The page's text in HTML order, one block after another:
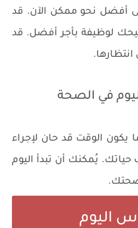
أفضل نحو ممكن الآن. قد
لوظيفة بأجر أفضل. قد
في الصحة
يكون الوقت قد حان لإجراء
يُمكنك أن تبدأ اليوم
اليوم